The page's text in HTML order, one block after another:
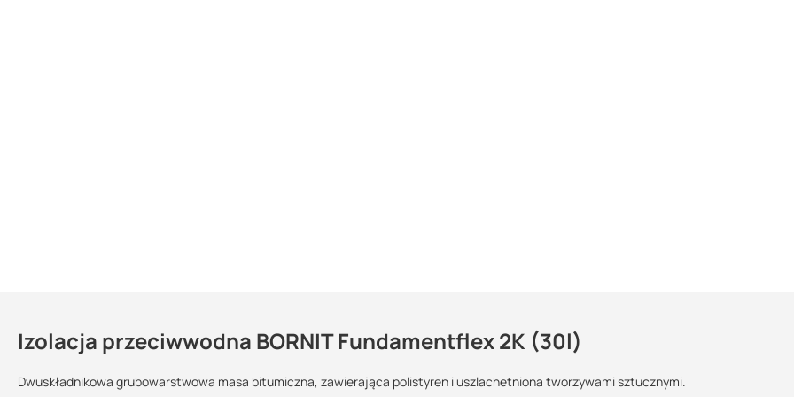
Izolacja przeciwwodna BORNIT Fundamentflex 2K (30l)
Dwuskładnikowa grubowarstwowa masa bitumiczna, zawierająca polistyren i uszlachetniona tworzywami sztucznymi.
Kontakt